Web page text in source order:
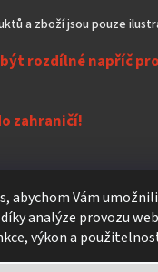
abychom Vám
analýze provozu
výkon a
a zboží jsou pouze
rozdílné napříč
zahraničí!
Vytvořil Shoptet